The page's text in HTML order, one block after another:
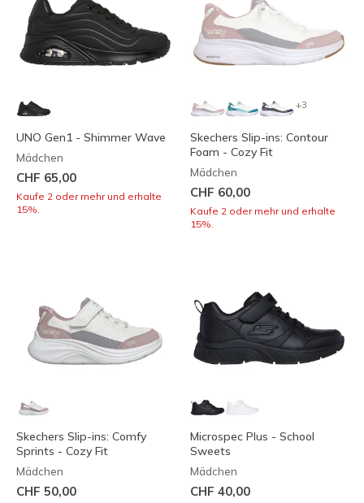
UNO Gen1 - Shimmer Wave
Mädchen
CHF 65,00
Kaufe 2 oder mehr und erhalte
15%.
+3
Skechers Slip-ins: Contour
Foam - Cozy Fit
Mädchen
CHF 60,00
Kaufe 2 oder mehr und erhalte
15%.
Skechers Slip-ins: Comfy
Sprints - Cozy Fit
Mädchen
CHF 50,00
Microspec Plus - School
Sweets
Mädchen
CHF 40,00